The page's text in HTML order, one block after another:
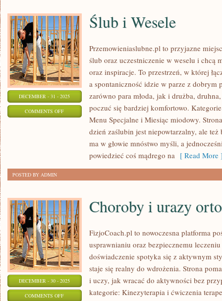
DECEMBER - 31 - 2025
COMMENTS OFFON
Ślub i Wesele
Przemowieniaslubne.pl to przyjazne
ślub oraz uczestniczenie w weselu i chcą
oraz inspiracje. To przestrzeń, w której
a spontaniczność idzie w parze z dobrym
zarówno para młoda, jak i drużba,
poczuć się bardziej komfortowo.
Menu Specjalne i Miesiąc miodowy.
dzień zaślubin jest niepowtarzalny, ale
ma w głowie mnóstwo myśli, a
powiedzieć coś mądrego na [ Read More
POSTED BY ADMIN
DECEMBER - 30 - 2025
COMMENTS OFFON
Choroby i urazy
FizjoCoach.pl to nowoczesna platforma
usprawnianiu oraz bezpiecznemu
doświadczenie spotyka się z aktywnym
staje się realny do wdrożenia. Strona
i uczy, jak wracać do aktywności bez
kategorie: Kinezyterapia i ćwiczenia